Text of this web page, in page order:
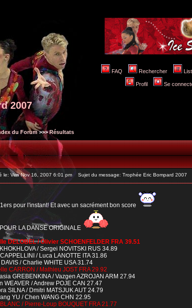
FAQ Rechercher
Profil Se
2007
du Forum>>>Résultats
le: Ven Nov 16, 2007 6:01 pm Sujet du message: Trophée Eric Bompard 2007
pour l'instant! Et avec un sacrément bon score
LA DANSE ORIGINALE
DELOBEL / Olivier SCHOENFELDER FRA 39.51
/ Sergei NOVITSKI RUS 34.89
/ Luca LANOTTE ITA 31.86
/ Charlie WHITE USA 31.74
CARRON / Mathieu JOST FRA 29.92
GREBENKINA / Vazgen AZROJAN ARM 27.94
WEAVER / Andrew POJE CAN 27.47
SILNA / Dmitri MATSJUK AUT 24.79
YU / Chen WANG CHN 22.95
/ Pierre-Loup BOUQUET FRA 21.77